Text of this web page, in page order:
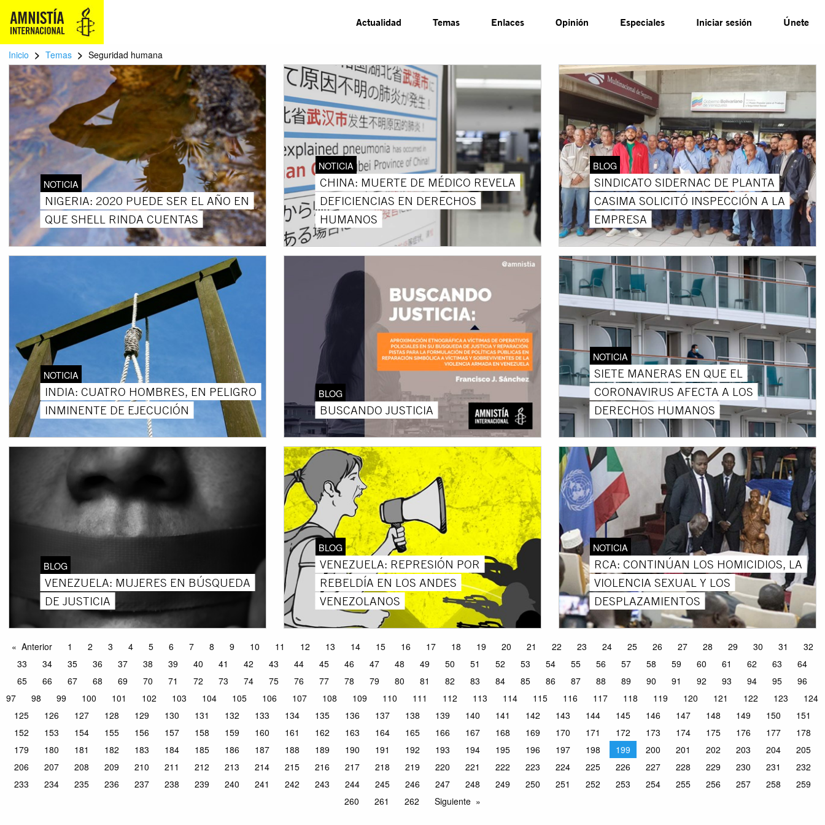
Actualidad Temas Enlaces Opinión Especiales Iniciar sesión Únete
Inicio > Temas > Seguridad humana
NOTICIA
NIGERIA: 2020 PUEDE SER EL AÑO EN
QUE SHELL RINDA CUENTAS
NOTICIA
CHINA: MUERTE DE MÉDICO REVELA
DEFICIENCIAS EN DERECHOS
HUMANOS
BLOG
SINDICATO SIDERNAC DE PLANTA
CASIMA SOLICITÓ INSPECCIÓN A LA
EMPRESA
NOTICIA
INDIA: CUATRO HOMBRES, EN PELIGRO
INMINENTE DE EJECUCIÓN
BLOG
BUSCANDO JUSTICIA
NOTICIA
SIETE MANERAS EN QUE EL
CORONAVIRUS AFECTA A LOS
DERECHOS HUMANOS
BLOG
VENEZUELA: MUJERES EN BÚSQUEDA
DE JUSTICIA
BLOG
VENEZUELA: REPRESIÓN POR
REBELDÍA EN LOS ANDES
VENEZOLANOS
NOTICIA
RCA: CONTINÚAN LOS HOMICIDIOS, LA
VIOLENCIA SEXUAL Y LOS
DESPLAZAMIENTOS
Anterior 1 2 3 4 5 6 7 8 9 10 11 12 13 14 15 16 17 18 19 20 21 22 23 24 25 26 27 28 29 30 31
32
33
34 35 36 37 38 39 40 41 42 43 44 45 46 47 48 49 50 51 52 53 54 55 56 57 58 59 60 61 62 63
64
65
66 67 68 69 70 71 72 73 74 75 76 77 78 79 80 81 82 83 84 85 86 87 88 89 90 91 92 93 94 95
96
97
98 99 100 101 102 103 104 105 106 107 108 109 110 111 112 113 114 115 116 117 118 119 120 121 122 123
124
125
126 127 128 129 130 131 132 133 134 135 136 137 138 139 140 141 142 143 144 145 146 147 148 149 150
151
152
153 154 155 156 157 158 159 160 161 162 163 164 165 166 167 168 169 170 171 172 173 174 175 176 177
178
179
180 181 182 183 184 185 186 187 188 189 190 191 192 193 194 195 196 197 198 199 200 201 202 203 204
205
206
207 208 209 210 211 212 213 214 215 216 217 218 219 220 221 222 223 224 225 226 227 228 229 230 231
232
233
234 235 236 237 238 239 240 241 242 243 244 245 246 247 248 249 250 251 252 253 254 255 256 257 258
259
260
261 262 Siguiente